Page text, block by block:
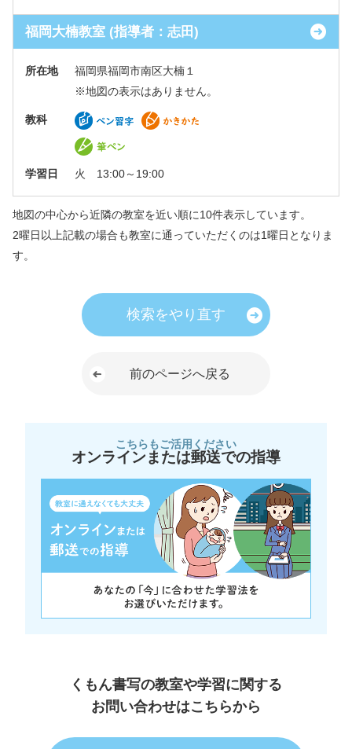
福岡大楠教室 (指導者：志田)
所在地
福岡県福岡市南区大楠１
※地図の表示はありません。
教科
学習日 火 13:00～19:00
地図の中心から近隣の教室を近い順に10件表示しています。
2曜日以上記載の場合も教室に通っていただくのは1曜日となりま
す。
検索をやり直す
前のページへ戻る
こちらもご活用ください
オンラインまたは郵送での指導
くもん書写の教室や学習に関する
お問い合わせはこちらから